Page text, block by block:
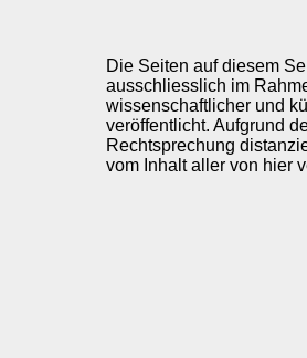
Die Seiten auf diesem
ausschliesslich im
wissenschaftlicher und
veröffentlicht. Aufgrund
Rechtsprechung
vom Inhalt aller von hier